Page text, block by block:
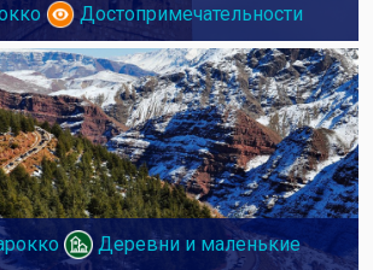
Достопримечательности
Деревни и маленькие